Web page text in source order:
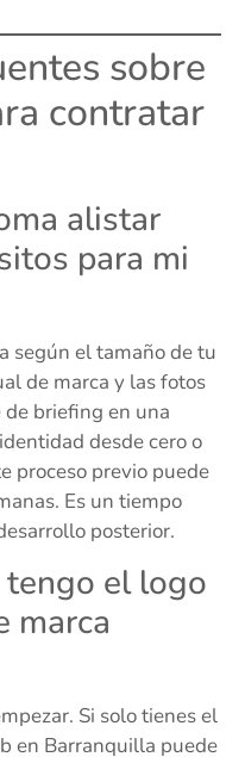
sobre
contratar
alistar
para mi
según el tamaño de tu
de marca y las fotos
briefing en una
desde cero o
proceso previo puede
Es un tiempo
posterior.
tengo el logo
marca
Si solo tienes el
en Barranquilla puede